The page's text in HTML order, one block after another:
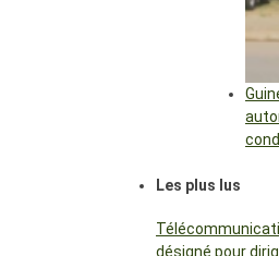
Les plus lus
désigné pour